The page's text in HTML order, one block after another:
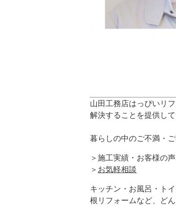
山田工務店はっぴいリ
解決することを提供し
暮らしの中のご不満・
＞施工実績・お客様の
＞ お気軽相談
キッチン・お風呂・ト
根リフォームなど、ど